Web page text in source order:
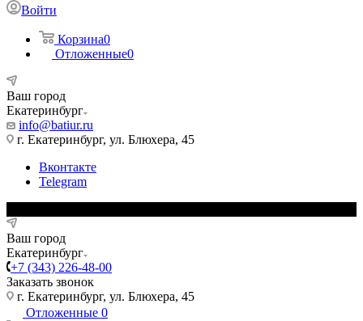
Войти
Корзина0
Отложенные0
Ваш город
Екатеринбург
info@batiur.ru
г. Екатеринбург, ул. Блюхера, 45
Вконтакте
Telegram
Ваш город
Екатеринбург
+7 (343) 226-48-00
Заказать звонок
г. Екатеринбург, ул. Блюхера, 45
Отложенные 0